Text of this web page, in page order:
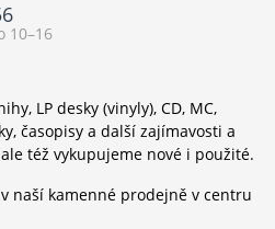
10–16
LP desky (vinyly), CD, MC,
časopisy a další zajímavosti a
též vykupujeme nové i použité.
naší kamenné prodejně v centru